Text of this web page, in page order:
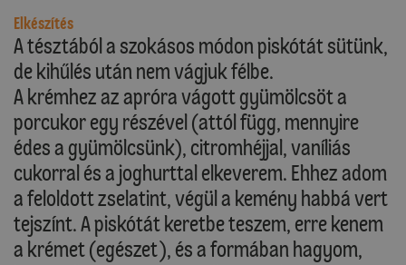
Elkészítés
A tésztából a szokásos módon piskótát sütünk,
de kihűlés után nem vágjuk félbe.
A krémhez az apróra vágott gyümölcsöt a
porcukor egy részével (attól függ, mennyire
édes a gyümölcsünk), citromhéjjal, vaníliás
cukorral és a joghurttal elkeverem. Ehhez adom
a feloldott zselatint, végül a kemény habbá vert
tejszínt. A piskótát keretbe teszem, erre kenem
a krémet (egészet), és a formában hagyom,